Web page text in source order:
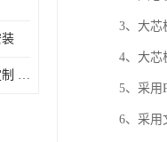
人和安全标牌生产 支持定制 润乔
3、大芯
4、大芯
5、采用
6、采用